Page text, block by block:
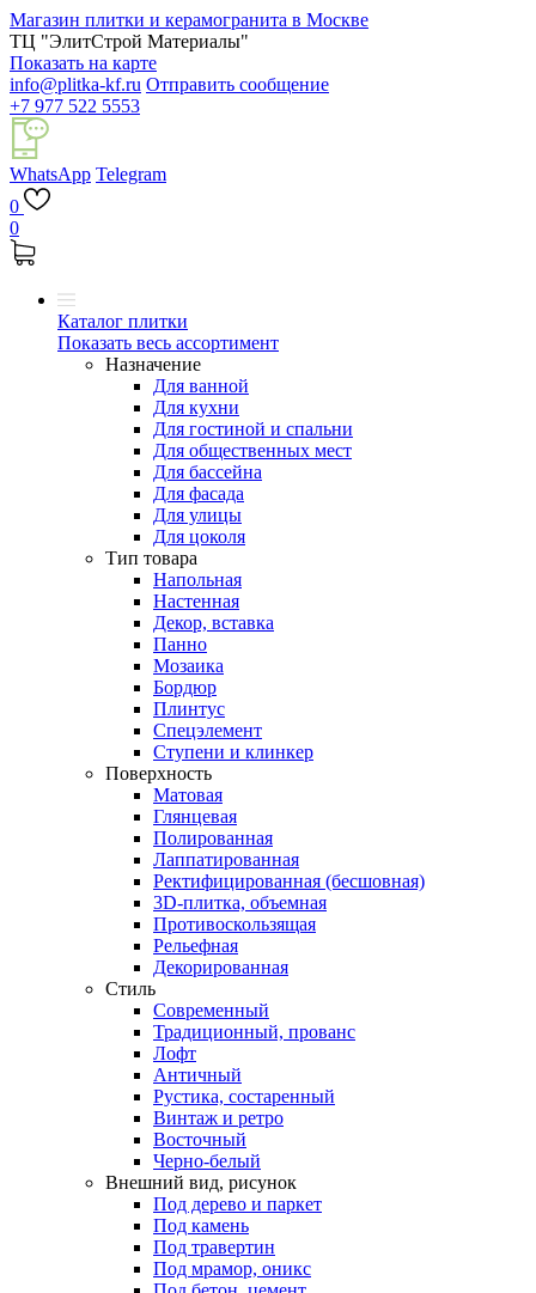
Магазин плитки и керамогранита в Москве
ТЦ "ЭлитСтрой Материалы"
Показать на карте
info@plitka-kf.ru Отправить сообщение
+7 977 522 5553
WhatsApp Telegram
0
0
Каталог плитки
Показать весь ассортимент
Назначение
Для ванной
Для кухни
Для гостиной и спальни
Для общественных мест
Для бассейна
Для фасада
Для улицы
Для цоколя
Тип товара
Напольная
Настенная
Декор, вставка
Панно
Мозаика
Бордюр
Плинтус
Спецэлемент
Ступени и клинкер
Поверхность
Матовая
Глянцевая
Полированная
Лаппатированная
Ректифицированная (бесшовная)
3D-плитка, объемная
Противоскользящая
Рельефная
Декорированная
Стиль
Современный
Традиционный, прованс
Лофт
Античный
Рустика, состаренный
Винтаж и ретро
Восточный
Черно-белый
Внешний вид, рисунок
Под дерево и паркет
Под камень
Под травертин
Под мрамор, оникс